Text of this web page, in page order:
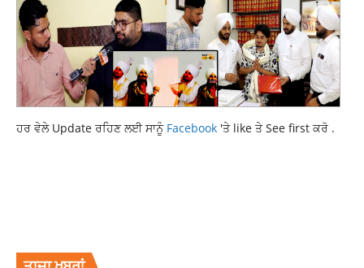
ਹਰ ਵੇਲੇ Update ਰਹਿਣ ਲਈ ਸਾਨੂੰ Facebook 'ਤੇ like ਤੇ See first ਕਰੋ .